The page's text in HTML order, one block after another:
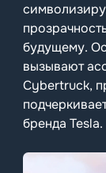
будущему.
вызывают
Cybertruck,
бренда Tesla.